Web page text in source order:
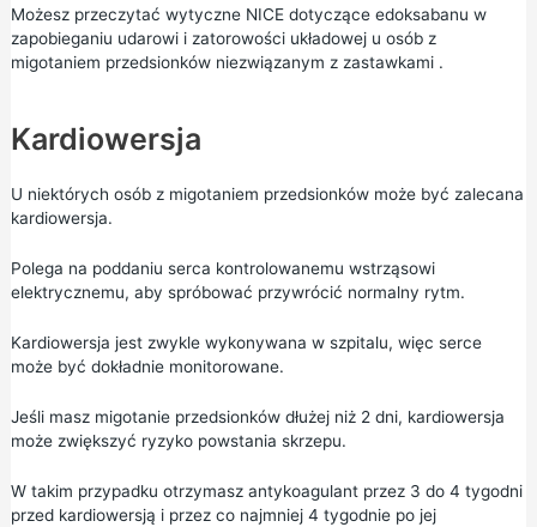
Możesz przeczytać wytyczne NICE dotyczące edoksabanu w
zapobieganiu udarowi i zatorowości układowej u osób z
migotaniem przedsionków niezwiązanym z zastawkami.
Kardiowersja
U niektórych osób z migotaniem przedsionków może być zalecana
kardiowersja.
Polega na poddaniu serca kontrolowanemu wstrząsowi
elektrycznemu, aby spróbować przywrócić normalny rytm.
Kardiowersja jest zwykle wykonywana w szpitalu, więc serce
może być dokładnie monitorowane.
Jeśli masz migotanie przedsionków dłużej niż 2 dni, kardiowersja
może zwiększyć ryzyko powstania skrzepu.
W takim przypadku otrzymasz antykoagulant przez 3 do 4 tygodni
przed kardiowersją i przez co najmniej 4 tygodnie po jej